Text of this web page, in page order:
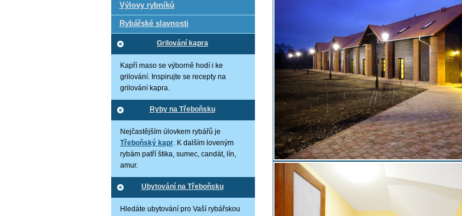
Výlovy rybníků
Rybářské slavnosti
Grilování kapra
Kapří maso se výborně hodí i ke
grilování. Inspirujte se recepty na
grilování kapra.
Ryby na Třeboňsku
Nejčastějším úlovkem rybářů je
Třeboňský kapr. K dalším loveným
rybám patří štika, sumec, candát, lín,
amur.
Ubytování na Třeboňsku
Hledáte ubytování pro Vaší rybářskou